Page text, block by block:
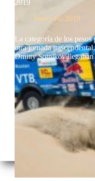
2019
enero 16, 2019
La categoría de los pesos
otra jornada
Dmitty Sotnikov